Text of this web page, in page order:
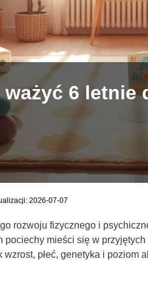
6 letnie
2026-07-07
rozwoju fizycznego i
pociechy mieści się w
płeć, genetyka i poziom